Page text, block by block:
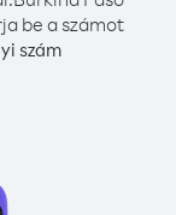
be a számot
szám